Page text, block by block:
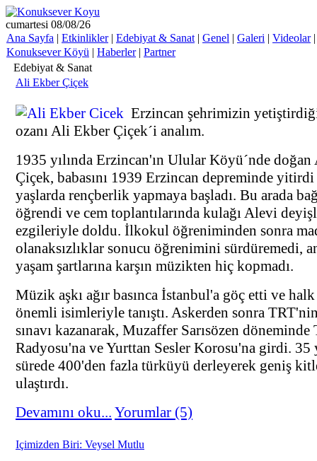
cumartesi 08/08/26
Ana Sayfa | Etkinlikler| Edebiyat & Sanat | Genel | Galeri | Videolar
Konuksever Köyü | Haberler| Partner
Edebiyat & Sanat
Ali Ekber Çiçek
Erzincan şehrimizin
ozanı Ali Ekber Çiçek´i analım.
1935 yılında Erzincan'ın Ulular Köyü´nde
Çiçek, babasını 1939 Erzincan depreminde
yaşlarda rençberlik yapmaya başladı. Bu arada
öğrendi ve cem toplantılarında kulağı Alevi
ezgileriyle doldu. İlkokul öğreniminden sonra
olanaksızlıklar sonucu öğrenimini sürdüremedi,
yaşam şartlarına karşın müzikten hiç kopmadı.
Müzik aşkı ağır basınca İstanbul'a göç etti ve
önemli isimleriyle tanıştı. Askerden sonra TRT'nin
sınavı kazanarak, Muzaffer Sarısözen
Radyosu'na ve Yurttan Sesler Korosu'na girdi. 35
sürede 400'den fazla türküyü derleyerek geniş
ulaştırdı.
Devamını oku... Yorumlar (5)
Içimizden Biri: Veysel Mutlu